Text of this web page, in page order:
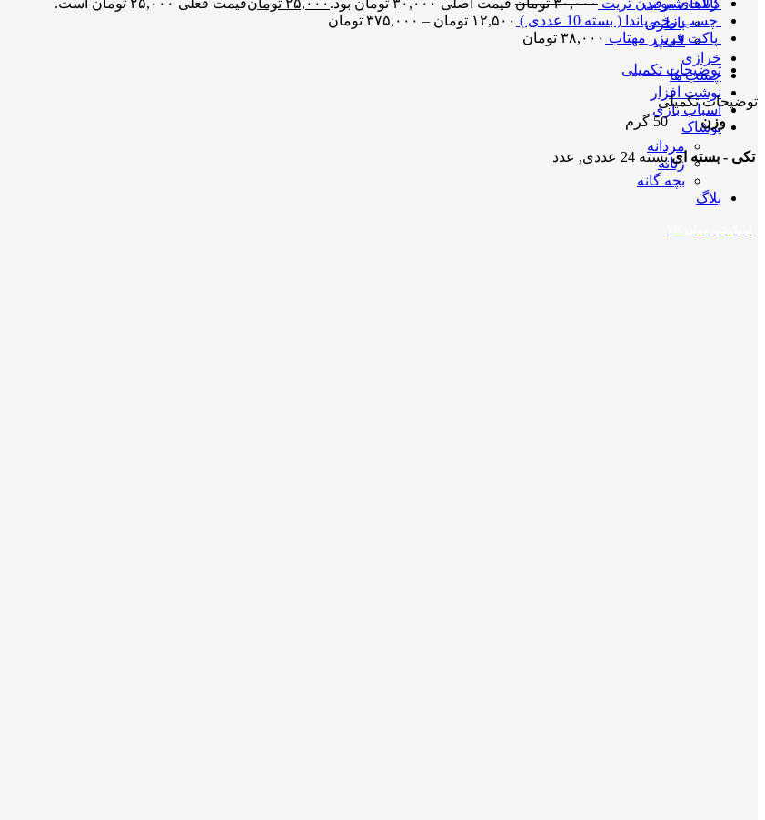
کالاهای برقی
باطری
لامپ
خرازی
چسب ها
نوشت افزار
اسباب بازی
پوشاک
مردانه
زنانه
بچه گانه
بلاگ
ژیلت شیو بدن تریت ۳۰,۰۰۰ تومان قیمت اصلی ۳۰,۰۰۰ تومان بود. ۲۵,۰۰۰ تومانقیمت فعلی ۲۵,۰۰۰ تومان است.
چسب زخم پاندا ( بسته 10 عددی )
۱۲,۵۰۰ تومان – ۳۷۵,۰۰۰ تومان
پاکت فریزر مهتاب ۳۸,۰۰۰ تومان
توضیحات تکمیلی
توضیحات تکمیلی
وزن
50 گرم
تکی - بسته ای بسته 24 عددی, عدد